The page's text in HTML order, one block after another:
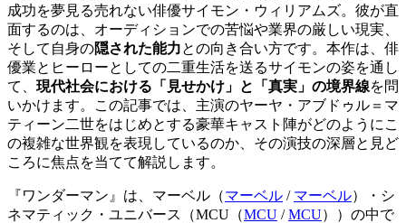
成功を夢見る売れない俳優サイモン・ウィリアムズ。彼が直
面するのは、オーディションでの苦悩や業界の厳しい現実、
そして自身の隠された能力との向き合い方です。本作は、俳
優業とヒーローとしての二重生活を送るサイモンの姿を通し
て、 現代社会における「見せかけ」と「真実」の境界線を問
いかけます。この記事では、主演のヤーヤ・アブドゥル＝マ
ティーン二世をはじめとする豪華キャスト陣がどのようにこ
の複雑な世界観を表現しているのか、その演技の深層と見ど
ころに焦点を当てて解説します。
『ワンダーマン』は、 マーベル（マーベル / マーベル）
・シ
ネマティック・ユニバース（MCU（MCU /MCU）
）の中で